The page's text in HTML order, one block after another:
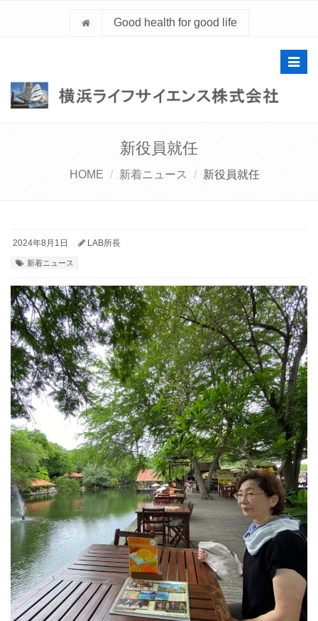
Good health for good life
新役員就任
HOME 新着ニュース 新役員就任
2024年8月1日 LAB所長
新着ニュース